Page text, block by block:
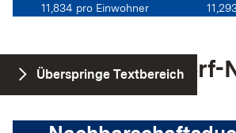
11,834 pro Einwohner
Überspringe Textbereich
Forst vs. Karlsdorf-